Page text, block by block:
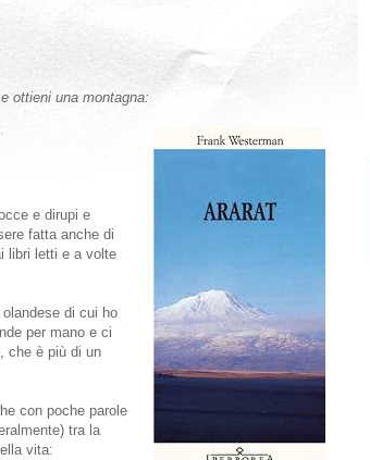
ottieni una montagna:
e dirupi e
fatta anche di
libri letti e a volte
di cui ho
per mano e ci
che è più di un
con poche parole
tra la
vita: